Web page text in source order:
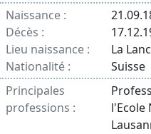
Naissance :
Décès :
Lieu naissance :
La
Nationalité :
Suisse
Principales
professions :
l'Ecole